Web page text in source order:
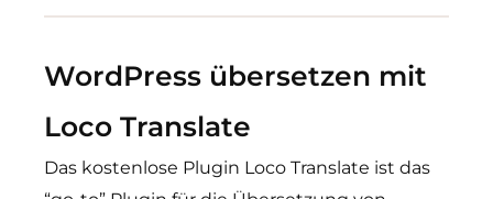
WordPress übersetzen mit
Loco Translate
Das kostenlose Plugin Loco Translate ist das